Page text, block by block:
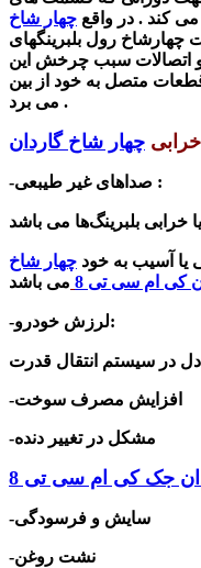
کند . در واقع چهار شاخ
چهارشاخ رول بلبرینگهای
اتصالات سبب چرخش این
متصل به خود از بین
می برد .
-صداهای غیر طیبعی :
آسیب به خود چهار شاخ
کی ام سی تی 8
-لرزش خودرو:
در سیستم انتقال قدرت
-
-مشکل در تغییر دنده
جک کی ام سی تی 8
-سایش و فرسودگی
-نشت روغن